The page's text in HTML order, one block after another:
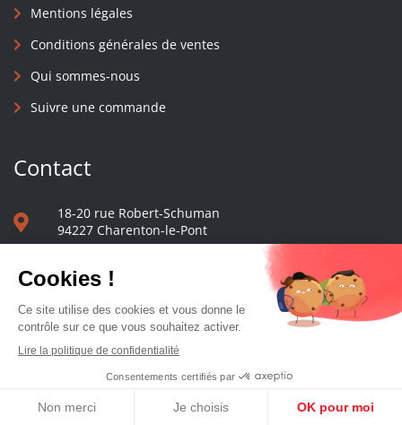
Mentions légales
Conditions générales de ventes
Qui sommes-nous
Suivre une commande
Contact
18-20 rue Robert-Schuman
94227 Charenton-le-Pont